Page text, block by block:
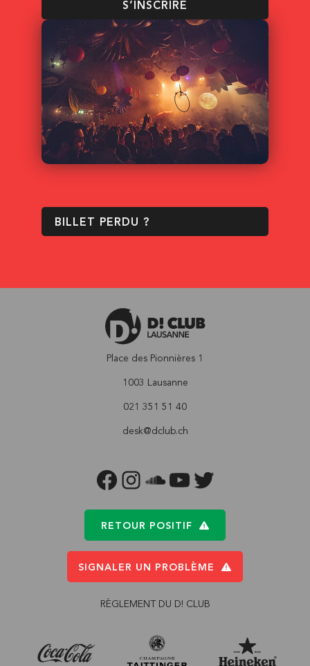
S’INSCRIRE
BILLET PERDU ?
Place des Pionnières 1
1003 Lausanne
021 351 51 40
desk@dclub.ch
FACEBOOKINSTAGRAM
SOUNDCLOUD
YOUTUBETWITTER
RETOUR POSITIF
SIGNALER UN PROBLÈME
RÈGLEMENT DU D! CLUB